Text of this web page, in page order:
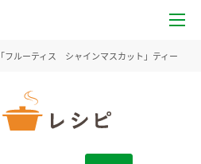
「フルーティス シャインマスカット」ティー